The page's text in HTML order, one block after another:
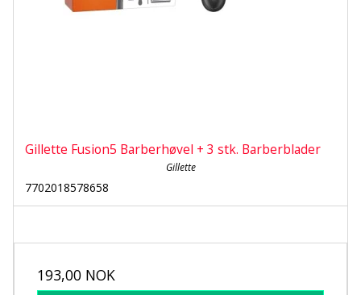
Gillette Fusion5 Barberhøvel + 3 stk. Barberblader
Gillette
7702018578658
193,00 NOK